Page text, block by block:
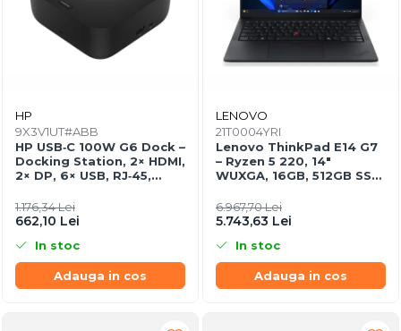
HP
9X3V1UT#ABB
HP USB‑C 100W G6 Dock –
Docking Station, 2× HDMI,
2× DP, 6× USB, RJ‑45,
1.176,34 Lei
662,10 Lei
In stoc
Adauga in cos
LENOVO
21T0004YRI
Lenovo ThinkPad E14 G7
– Ryzen 5 220, 14"
WUXGA, 16GB, 512GB SSD,
6.967,70 Lei
5.743,63 Lei
In stoc
Adauga in cos